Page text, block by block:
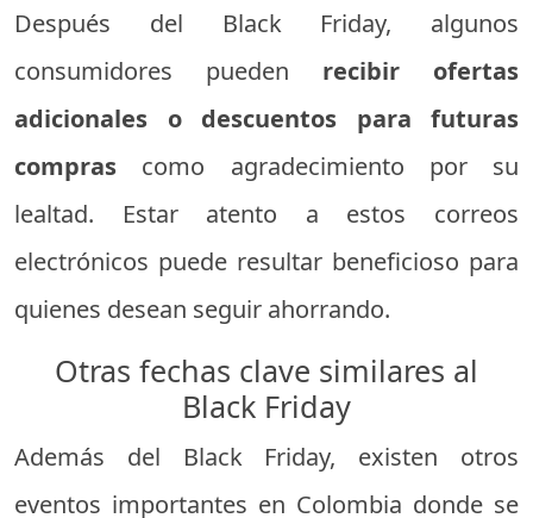
Después del Black Friday, algunos
consumidores pueden recibir ofertas
adicionales o descuentos para futuras
compras como agradecimiento por su
lealtad. Estar atento a estos correos
electrónicos puede resultar beneficioso para
quienes desean seguir ahorrando.
Otras fechas clave similares al
Black Friday
Además del Black Friday, existen otros
eventos importantes en Colombia donde se